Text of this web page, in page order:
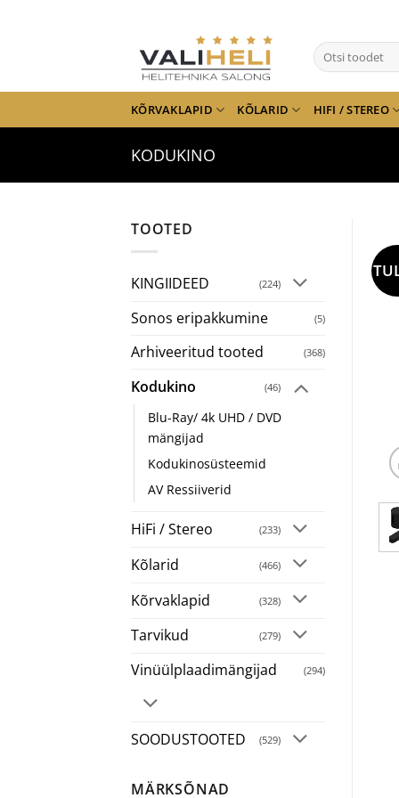
Otsi:
KÕRVAKLAPID KÕLARID HIFI / STEREO
KODUKINO
TOOTED
KINGIIDEED (224)
Sonos eripakkumine (5)
Arhiveeritud tooted (368)
Kodukino (46)
Blu-Ray/ 4k UHD / DVD
mängijad
Kodukinosüsteemid
AV Ressiiverid
HiFi / Stereo (233)
Kõlarid (466)
Kõrvaklapid (328)
Tarvikud (279)
Vinüülplaadimängijad (294)
SOODUSTOOTED (529)
MÄRKSÕNAD